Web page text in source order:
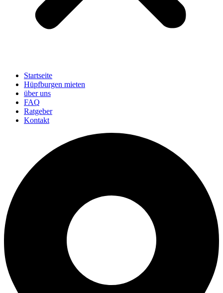
Startseite
Hüpfburgen mieten
über uns
FAQ
Ratgeber
Kontakt